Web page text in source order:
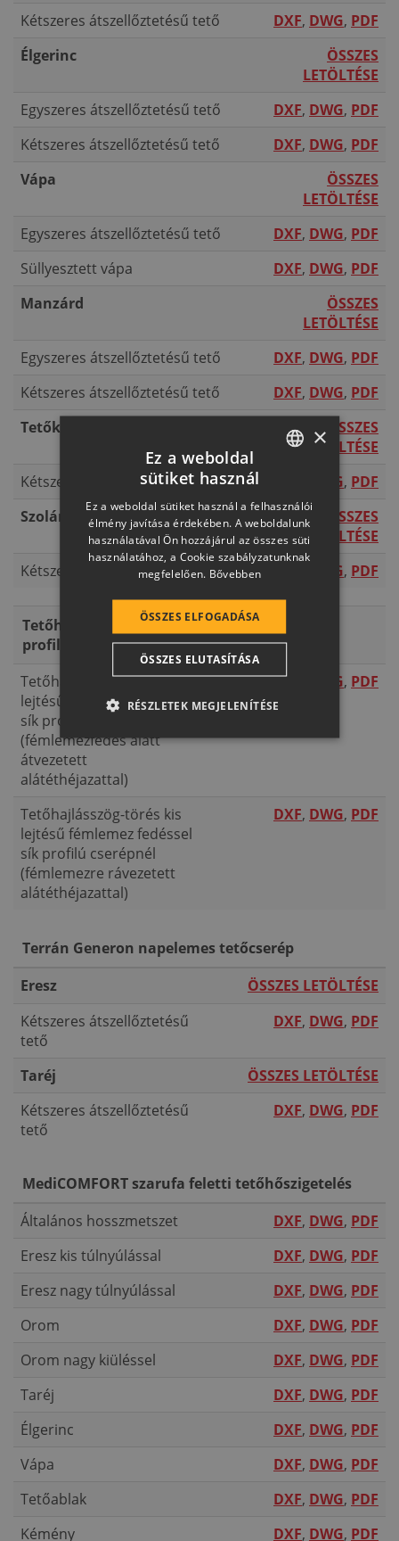
Kétszeres átszellőztetésű tető
DXF, DWG, PDF
Élgerinc
ÖSSZES
LETÖLTÉSE
Egyszeres átszellőztetésű tető
DXF, DWG, PDF
Kétszeres átszellőztetésű tető
DXF, DWG, PDF
Vápa
ÖSSZES
LETÖLTÉSE
Egyszeres átszellőztetésű tető
DXF, DWG, PDF
Süllyesztett vápa
DXF, DWG, PDF
Manzárd
ÖSSZES
LETÖLTÉSE
Egyszeres átszellőztetésű tető
DXF, DWG, PDF
Kétszeres átszellőztetésű tető
DXF, DWG, PDF
Tetőkibúvó
ÖSSZES
LETÖLTÉSE
Kétszeres átszellőztetésű tető
DWG, PDF
Szolártartó
ÖSSZES
LETÖLTÉSE
Kétszeres átszellőztetésű tető
DWG, PDF
Tetőhajlásszög-törés sík
profilú cserepek esetén
Tetőhajlásszög-törés kis
lejtésű fémlemez fedéssel
sík profilú cserépnél
(fémlemezfedés alatt
átvezetett
alátéthéjazattal)
DXF DWG, PDF
Tetőhajlásszög-törés kis
lejtésű fémlemez fedéssel
sík profilú cserépnél
(fémlemezre rávezetett
alátéthéjazattal)
DXF, DWG, PDF
Terrán Generon napelemes tetőcserép
Eresz
ÖSSZES LETÖLTÉSE
Kétszeres átszellőztetésű
tető
DXF, DWG, PDF
Taréj
ÖSSZES LETÖLTÉSE
Kétszeres átszellőztetésű
tető
DXF, DWG, PDF
MediCOMFORT szarufa feletti tetőhőszigetelés
Általános hosszmetszet
DXF, DWG, PDF
Eresz kis túlnyúlással
DXF, DWG, PDF
Eresz nagy túlnyúlással
DXF, DWG, PDF
Orom
DXF, DWG, PDF
Orom nagy kiüléssel
DXF, DWG, PDF
Taréj
DXF, DWG, PDF
Élgerinc
DXF, DWG, PDF
Vápa
DXF, DWG, PDF
Tetőablak
DXF, DWG, PDF
Kémény
DXF, DWG, PDF
HUNGARIAN
SLOVAK
GERMAN
ROMANIAN
CROATIAN
SR
RO-HU
×
Ez a weboldal
sütiket használ
Ez a weboldal sütiket használ a felhasználói
élmény javítása érdekében. A weboldalunk
használatával Ön hozzájárul az összes süti
használatához, a Cookie szabályzatunknak
megfelelően. Bővebben
ÖSSZES ELFOGADÁSA
ÖSSZES ELUTASÍTÁSA
RÉSZLETEK MEGJELENÍTÉSE